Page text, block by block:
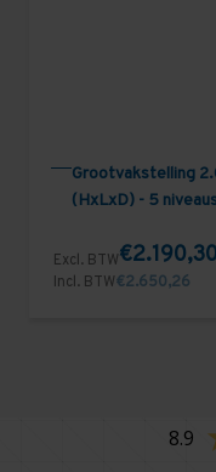
Grootvakstelling
(HxLxD) - 5
Excl. BTW€2.190,30
Incl. BTW€2.650,26
8.9